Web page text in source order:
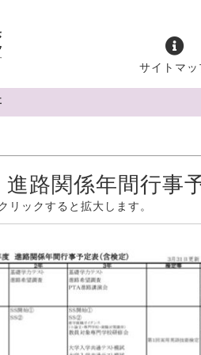
サイトマッ
路関係年間行事
リックすると拡大します。